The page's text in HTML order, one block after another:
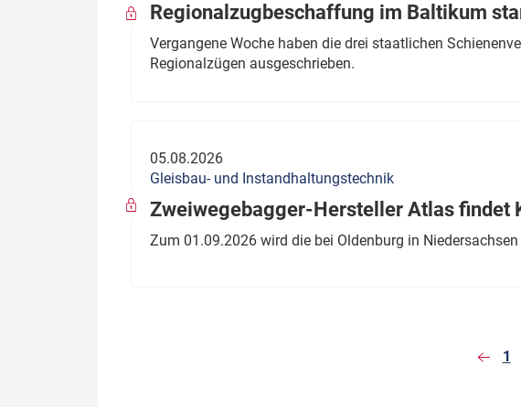
Regionalzugbeschaffung im Baltikum
Vergangene Woche haben die drei staatlichen
Regionalzügen ausgeschrieben.
05.08.2026
Gleisbau- und Instandhaltungstechnik
Zweiwegebagger-Hersteller Atlas findet
Zum 01.09.2026 wird die bei Oldenburg in
1